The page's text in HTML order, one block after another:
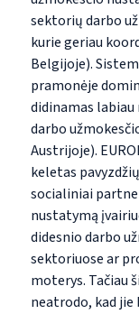
sektorių darbo
kurie geriau
Belgijoje).
pramonėje
didinamas
darbo
Austrijoje).
keletas
socialiniai
nustatymą
didesnio darbo
sektoriuose ar
moterys. Tačiau
neatrodo, kad